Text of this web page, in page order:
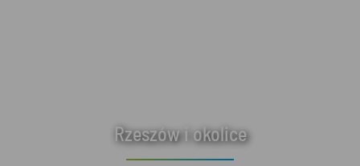
Rzeszów i okolice